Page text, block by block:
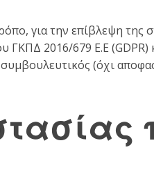
για την επίβλεψη
ΓΚΠΔ 2016/679 Ε.Ε
(όχι